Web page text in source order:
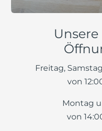
Freitag,
von
Montag
von